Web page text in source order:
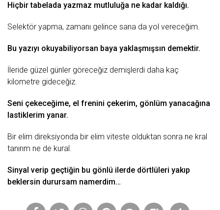
Hiçbir tabelada yazmaz mutluluğa ne kadar kaldığı.
Selektör yapma, zamanı gelince sana da yol vereceğim.
Bu yazıyı okuyabiliyorsan baya yaklaşmışsın demektir.
İleride güzel günler göreceğiz demişlerdi daha kaç
kilometre gideceğiz.
Seni çekeceğime, el frenini çekerim, gönlüm yanacağına
lastiklerim yanar.
Bir elim direksiyonda bir elim viteste olduktan sonra ne kral
tanırım ne de kural.
Sinyal verip geçtiğin bu gönlü ilerde dörtlüleri yakıp
beklersin durursam namerdim…